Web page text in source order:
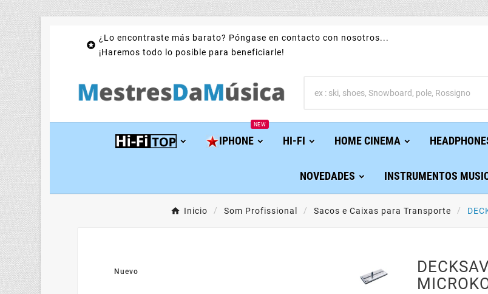

¿Lo encontraste más barato? Póngase en contacto con nosotros...
¡Haremos todo lo posible para beneficiarle!
IPHONE
NEW
HI-FI HOME CINEMA
NOVEDADES INSTRUMENTOS
Inicio Som Profissional Sacos e Caixas para Transporte
Nuevo